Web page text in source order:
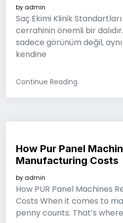
byadmin
Saç Ekimi Klinik
cerrahinin önemli bir
sadece görünüm değil,
kendine
Continue Reading
How Pur Panel
Manufacturing Costs
byadmin
How PUR Panel Machines
Costs When it comes to
penny counts. That’s